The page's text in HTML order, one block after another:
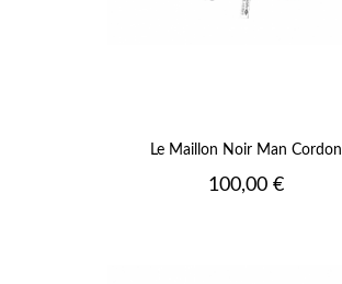
Le Maillon Noir Man Cordon
Prix
100,00 €